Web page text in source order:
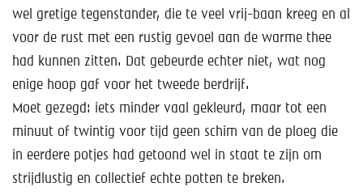
wel gretige tegenstander, die te veel vrij-baan kreeg en al
voor de rust met een rustig gevoel aan de warme thee
had kunnen zitten. Dat gebeurde echter niet, wat nog
enige hoop gaf voor het tweede berdrijf.
Moet gezegd: iets minder vaal gekleurd, maar tot een
minuut of twintig voor tijd geen schim van de ploeg die
in eerdere potjes had getoond wel in staat te zijn om
strijdlustig en collectief echte potten te breken.